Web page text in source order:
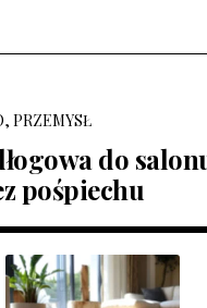
PRZEMYSŁ
do
pośpiechu